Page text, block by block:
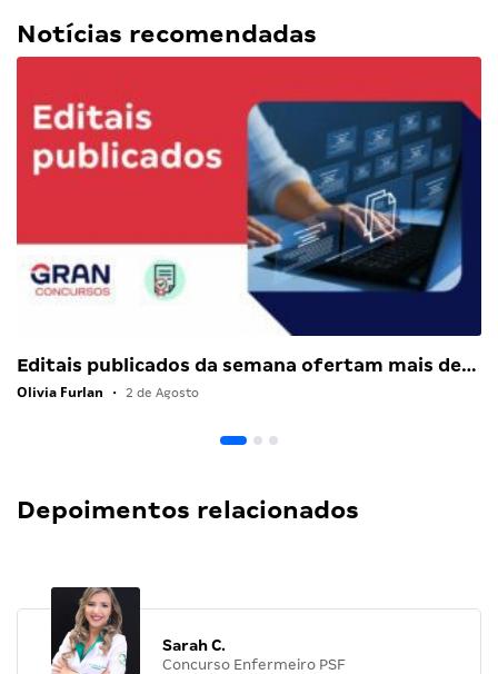
Notícias recomendadas
Editais publicados da semana ofertam mais de…
Olivia Furlan • 2 de Agosto
Depoimentos relacionados
Sarah C.
Concurso Enfermeiro PSF